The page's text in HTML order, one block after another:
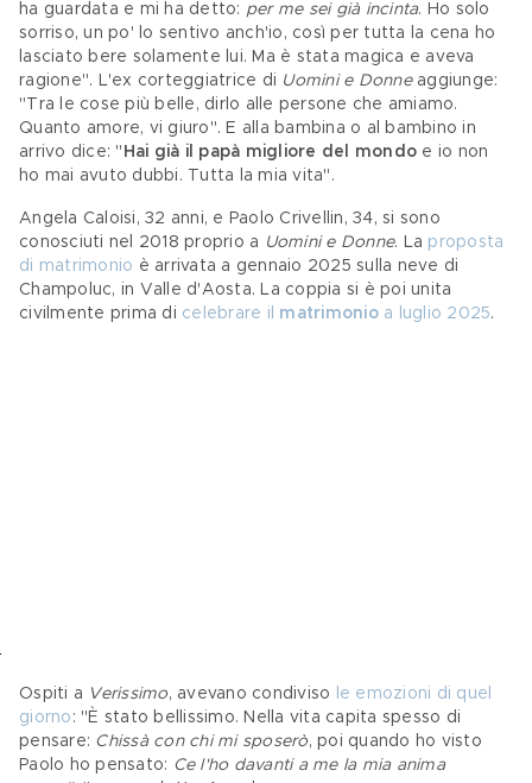
ha guardata e mi ha detto: per me sei già incinta. Ho solo
sorriso, un po' lo sentivo anch'io, così per tutta la cena ho
lasciato bere solamente lui. Ma è stata magica e aveva
ragione". L'ex corteggiatrice di Uomini e Donne aggiunge:
"Tra le cose più belle, dirlo alle persone che amiamo.
Quanto amore, vi giuro". E alla bambina o al bambino in
arrivo dice: " Hai già il papà migliore del mondo e io non
ho mai avuto dubbi. Tutta la mia vita".
Angela Caloisi, 32 anni, e Paolo Crivellin, 34, si sono
conosciuti nel 2018 proprio a Uomini e Donne. La proposta
di matrimonio è arrivata a gennaio 2025 sulla neve di
Champoluc, in Valle d'Aosta. La coppia si è poi unita
civilmente prima di celebrare il matrimonio a luglio 2025.
Ospiti a Verissimo, avevano condiviso
le emozioni di quel
giorno : "È stato bellissimo. Nella vita capita spesso di
pensare: Chissà con chi mi sposerò, poi quando ho visto
Paolo ho pensato: Ce l'ho davanti a me la mia anima